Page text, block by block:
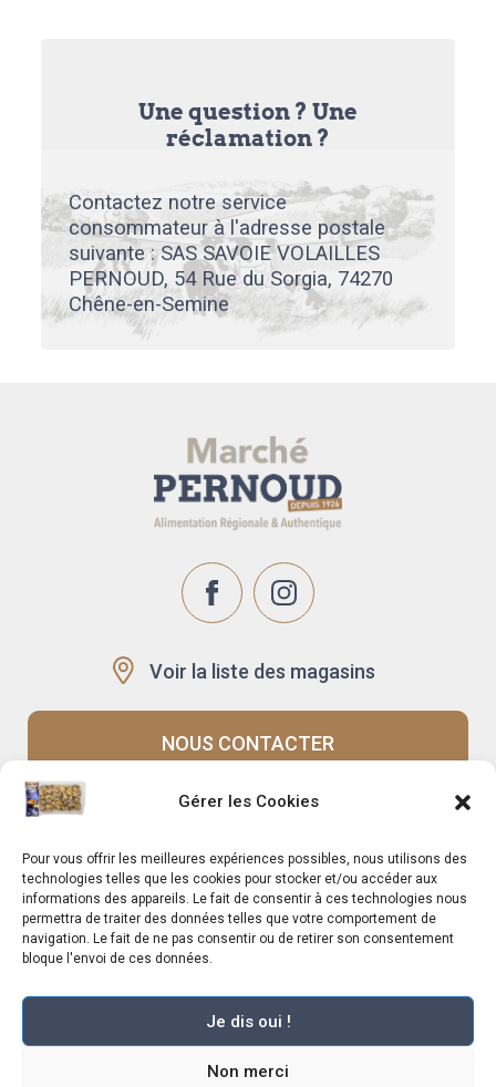
Gérer les Cookies
Pour vous offrir les meilleures expériences possibles, nous utilisons des
technologies telles que les cookies pour stocker et/ou accéder aux
informations des appareils. Le fait de consentir à ces technologies nous
permettra de traiter des données telles que votre comportement de
navigation. Le fait de ne pas consentir ou de retirer son consentement
bloque l'envoi de ces données.
Je dis oui !
Non merci
Une question ? Une
réclamation ?
Contactez notre service
consommateur à l'adresse postale
suivante : SAS SAVOIE VOLAILLES
PERNOUD, 54 Rue du Sorgia, 74270
Chêne-en-Semine
Voir la liste des magasins
NOUS CONTACTER
Rappels produits
Le Mag
Mentions légales –